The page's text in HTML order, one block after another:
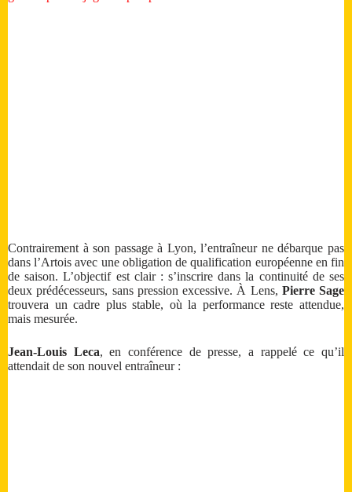
Contrairement à son passage à Lyon, l’entraîneur ne débarque pas
dans l’Artois avec une obligation de qualification européenne en fin
de saison. L’objectif est clair : s’inscrire dans la continuité de ses
deux prédécesseurs, sans pression excessive. À Lens, Pierre Sage
trouvera un cadre plus stable, où la performance reste attendue,
mais mesurée.
Jean-Louis Leca, en conférence de presse, a rappelé ce qu’il
attendait de son nouvel entraîneur :